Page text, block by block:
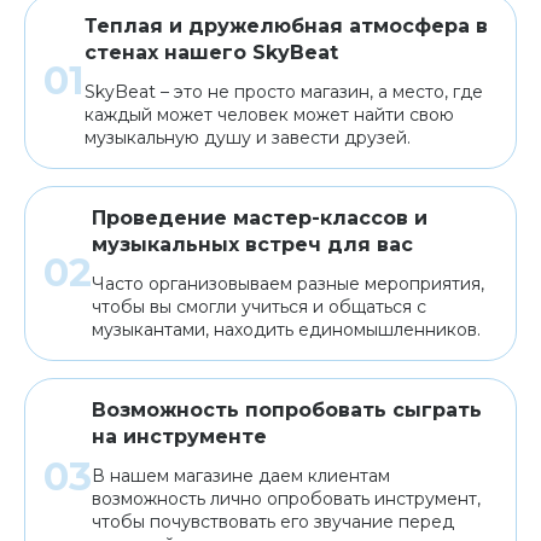
Теплая и дружелюбная атмосфера в
стенах нашего SkyBeat
SkyBeat – это не просто магазин, а место, где
каждый может человек может найти свою
музыкальную душу и завести друзей.
Проведение мастер-классов и
музыкальных встреч для вас
Часто организовываем разные мероприятия,
чтобы вы смогли учиться и общаться с
музыкантами, находить единомышленников.
Возможность попробовать сыграть
на инструменте
В нашем магазине даем клиентам
возможность лично опробовать инструмент,
чтобы почувствовать его звучание перед